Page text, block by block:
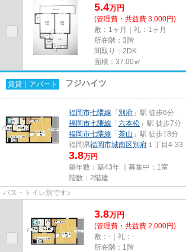
5.4万円
(管理費・共益費 3,000円)
敷：1ヶ月｜礼：1ヶ月
所在階：3階
間取り：2DK
面積：37.00㎡
賃貸｜アパート フジハイツ
福岡市七隈線 「 別府 」駅 徒歩6分
福岡市七隈線 「 六本松 」駅 徒歩7分
福岡市七隈線 「 茶山 」駅 徒歩18分
福岡県福岡市城南区別府 １丁目4-33
3.8万円
築年数：築43年 ｜募集中： 1室
階数：2階建
バス・トイレ別です♪
3.8万円
(管理費・共益費 2,000円)
敷：-｜礼：-
所在階：1階